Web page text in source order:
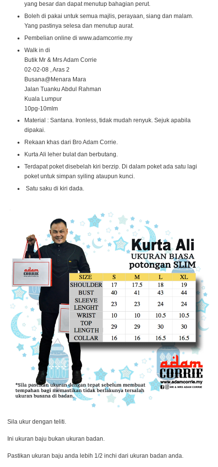
yang besar dan dapat menutup bahagian perut.
Boleh di pakai untuk semua majlis, perayaan, siang dan malam.
Yang pastinya selesa dan menutup aurat.
Pembelian online di www.adamcorrie.my
Walk in di
Butik Mr & Mrs Adam Corrie
02-02-08 , Aras 2
Busana@Menara Mara
Jalan Tuanku Abdul Rahman
Kuala Lumpur
10pg-10mlm
Material : Santana. Ironless, tidak mudah renyuk. Sejuk apabila
dipakai.
Rekaan khas dari Bro Adam Corrie.
Kurta Ali leher bulat dan berbutang.
Terdapat poket disebelah kiri berzip. Di dalam poket ada satu lagi
poket untuk simpan syiling ataupun kunci.
Satu saku di kiri dada.
Sila ukur dengan teliti.
Ini ukuran baju bukan ukuran badan.
Pastikan ukuran baju anda lebih 1/2 inchi dari ukuran badan anda.